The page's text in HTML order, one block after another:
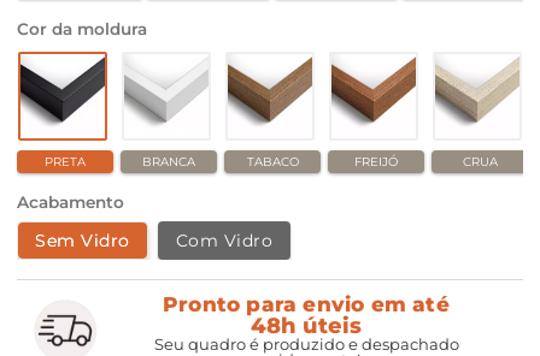
Cor da moldura
PRETA BRANCA TABACO FREIJÓ CRUA
Acabamento
Sem Vidro Com Vidro
Pronto para envio em até
48h úteis
Seu quadro é produzido e despachado